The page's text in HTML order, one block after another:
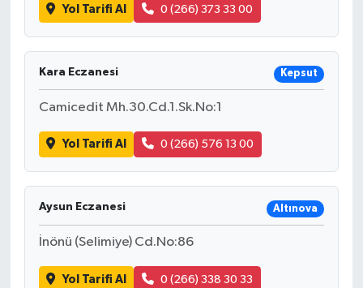
Yol Tarifi Al 0 (266) 373 33 00
Kara Eczanesi Kepsut
Camicedit Mh.30.Cd.1.Sk.No:1
Yol Tarifi Al 0 (266) 576 13 00
Aysun Eczanesi Altınova
İnönü (Selimiye) Cd.No:86
Yol Tarifi Al 0 (266) 338 30 33